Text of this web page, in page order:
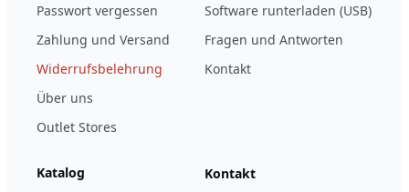
Passwort vergessen
Zahlung und Versand
Widerrufsbelehrung
Über uns
Outlet Stores
Software runterladen (USB)
Fragen und Antworten
Kontakt
Katalog
Kontakt